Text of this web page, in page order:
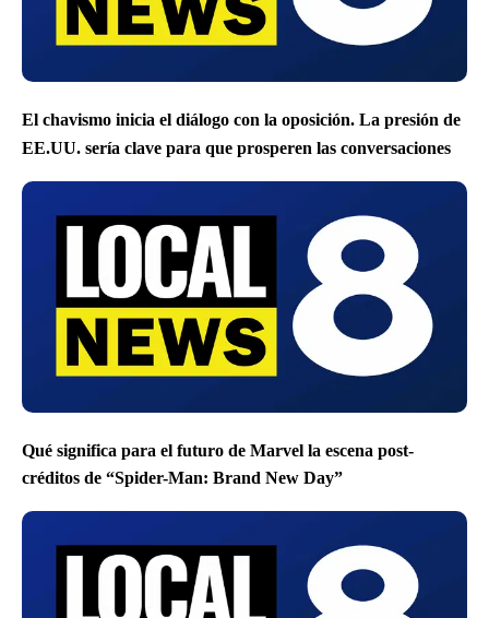
El chavismo inicia el diálogo con la oposición. La presión de
EE.UU. sería clave para que prosperen las conversaciones
Qué significa para el futuro de Marvel la escena post-
créditos de “Spider-Man: Brand New Day”